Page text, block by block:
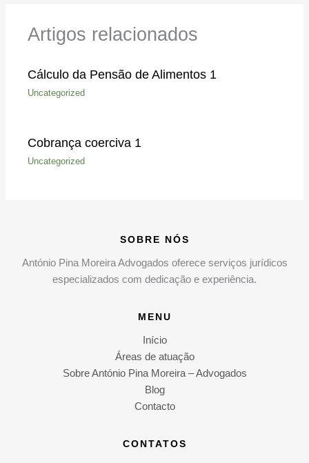
Artigos relacionados
Cálculo da Pensão de Alimentos 1
Uncategorized
Cobrança coerciva 1
Uncategorized
SOBRE NÓS
António Pina Moreira Advogados oferece serviços jurídicos
especializados com dedicação e experiência.
MENU
Início
Áreas de atuação
Sobre António Pina Moreira – Advogados
Blog
Contacto
CONTATOS